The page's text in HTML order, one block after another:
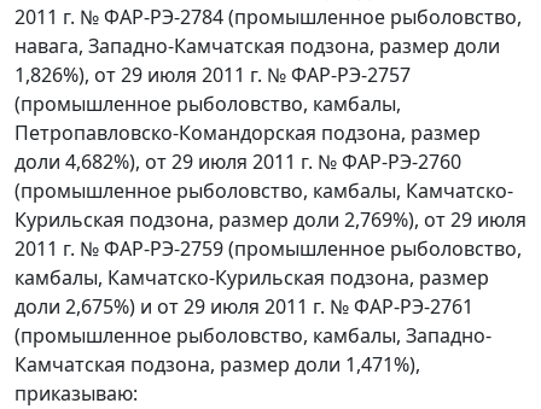
2011 г. № ФАР-РЭ-2784 (промышленное рыболовство,
навага, Западно-Камчатская подзона, размер доли
1,826%), от 29 июля 2011 г. № ФАР-РЭ-2757
(промышленное рыболовство, камбалы,
Петропавловско-Командорская подзона, размер
доли 4,682%), от 29 июля 2011 г. № ФАР-РЭ-2760
(промышленное рыболовство, камбалы, Камчатско-
Курильская подзона, размер доли 2,769%), от 29 июля
2011 г. № ФАР-РЭ-2759 (промышленное рыболовство,
камбалы, Камчатско-Курильская подзона, размер
доли 2,675%) и от 29 июля 2011 г. № ФАР-РЭ-2761
(промышленное рыболовство, камбалы, Западно-
Камчатская подзона, размер доли 1,471%),
приказываю: